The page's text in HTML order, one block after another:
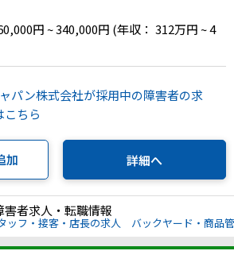
円 ~ 340,000円 (年収： 312万円 ~ 4
パン株式会社が採用中の障害者の求
こちら
加 詳細へ
者求人・転職情報
ッフ・接客・店長の求人 バックヤード・商品